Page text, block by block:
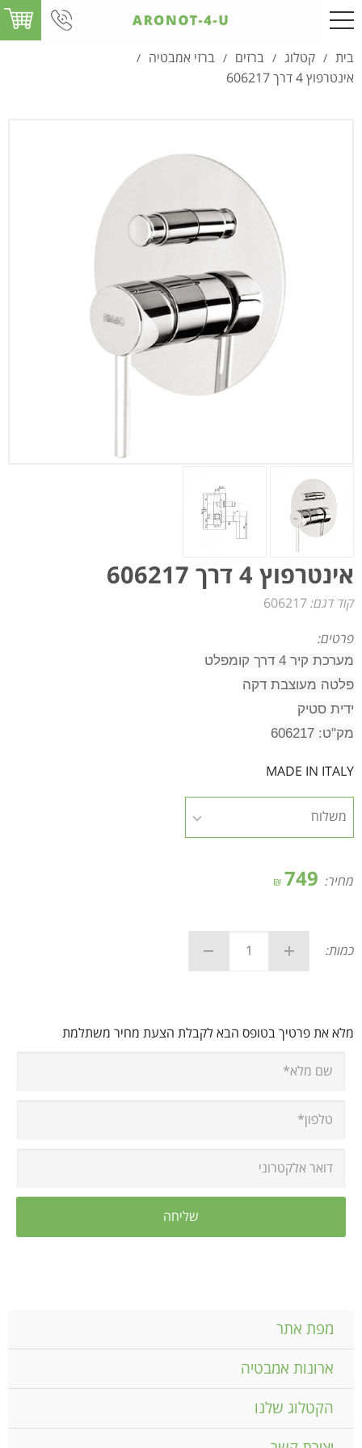
בית / קטלוג / ברזים / ברזי אמבטיה /
אינטרפוץ 4 דרך 606217
אינטרפוץ 4 דרך 606217
קוד דגם: 606217
פרטים:
מערכת קיר 4 דרך קומפלט
פלטה מעוצבת דקה
ידית סטיק
מק"ט: 606217
MADE IN ITALY
מחיר: 749
₪
כמות:
מלא את פרטיך בטופס הבא לקבלת הצעת מחיר משתלמת
מפת אתר
ארונות אמבטיה
הקטלוג שלנו